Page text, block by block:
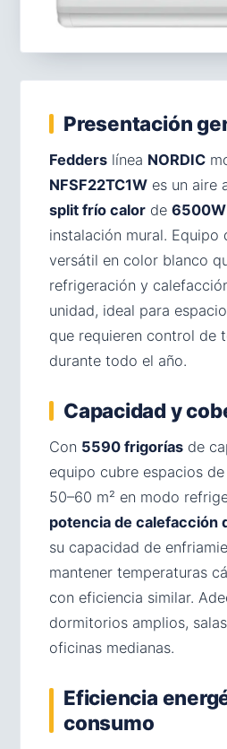
Presentación
Fedders línea NORDIC
NFSF22TC1W es un aire
split frío calor de 6500W
instalación mural. Equipo
versátil en color blanco
refrigeración y
unidad, ideal para
que requieren control de
durante todo el año.
Capacidad y
Con 5590 frigorías de
equipo cubre espacios
50–60 m² en modo
potencia de calefacción
su capacidad de
mantener temperaturas
con eficiencia similar.
dormitorios amplios,
oficinas medianas.
Eficiencia
consumo